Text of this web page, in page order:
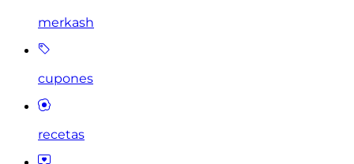
merkash
cupones
recetas